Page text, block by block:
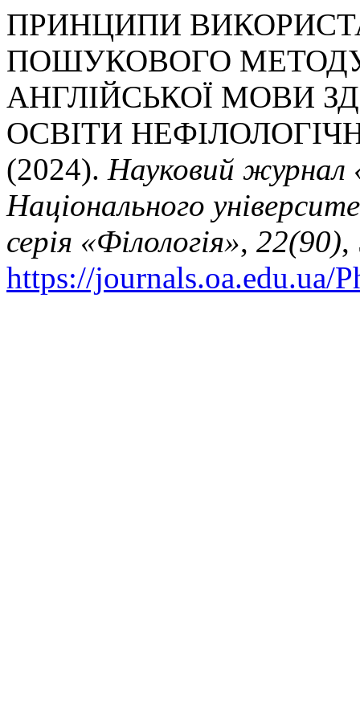
ПРИНЦИПИ
ПОШУКОВОГО
АНГЛІЙСЬКОЇ МОВИ
ОСВІТИ
(2024). Науковий журнал
Національного
серія «Філологія», 22(90),
https://journals.oa.edu.ua/